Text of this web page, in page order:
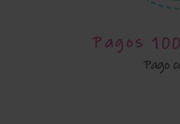
Pagos
Pago